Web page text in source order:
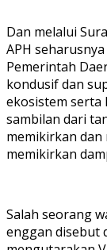
Dan melalui
APH
Pemerintah
kondusif dan
ekosistem
sambilan dari
memikirkan
memikirkan
Salah seorang
enggan disebut